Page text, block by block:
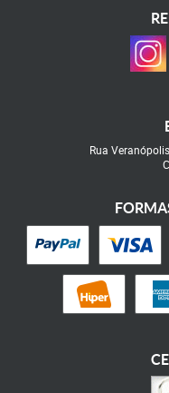
Rua